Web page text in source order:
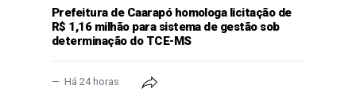
Prefeitura de Caarapó homologa licitação de
R$ 1,16 milhão para sistema de gestão sob
determinação do TCE-MS
Há 24 horas